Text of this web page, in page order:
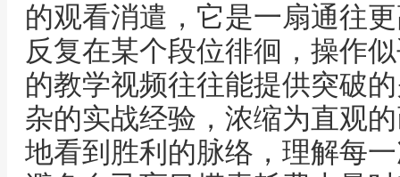
的观看消遣，它是一扇通往
反复在某个段位徘徊，操作
的教学视频往往能提供突破
杂的实战经验，浓缩为直观
地看到胜利的脉络，理解每